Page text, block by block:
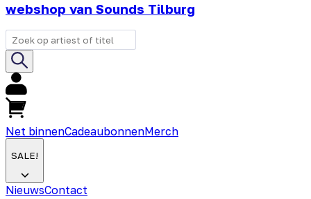
webshop van Sounds Tilburg
Net binnenCadeaubonnenMerch
SALE!
NieuwsContact